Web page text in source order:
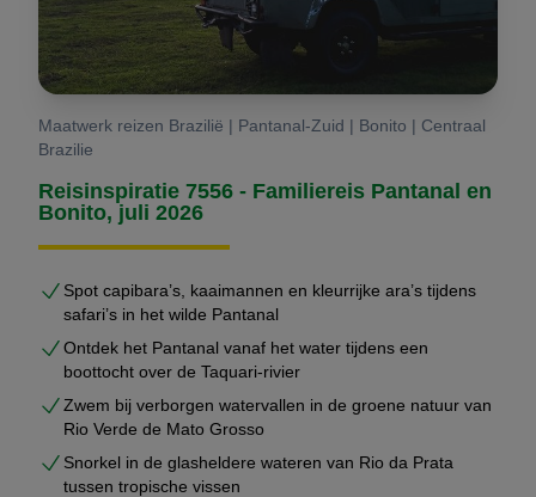
maar ookveiliger en efficiënter.
Hoe verloopt het proces?
Wij analyseren wat logistiek en inhoudelijk het beste
U ontvangt een persoonlijk uitgewerkte rondreis met
prijzen en alternatieven
Na akkoord verzorgen wij de volledige boeking en
afhandeling
U ontvangt uw voorstel meestal binnen enkele
werkdagen — volledig vrijblijvend.
Niet duurder dan een standaardreis
Maatwerk reizen Brazilië | Pantanal-Zuid | Bonito | Centraal
Brazilie
Reisinspiratie 7556 - Familiereis Pantanal en
Bonito, juli 2026
Spot capibara’s, kaaimannen en kleurrijke ara’s tijdens
safari’s in het wilde Pantanal
Ontdek het Pantanal vanaf het water tijdens een
boottocht over de Taquari-rivier
Zwem bij verborgen watervallen in de groene natuur van
Rio Verde de Mato Grosso
Snorkel in de glasheldere wateren van Rio da Prata
tussen tropische vissen